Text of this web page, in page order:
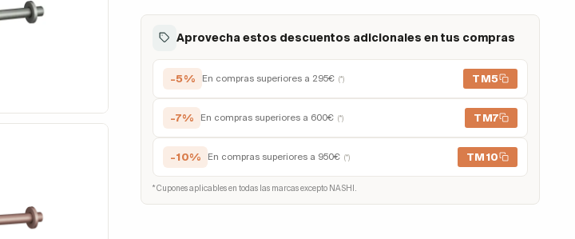
Aprovecha estos descuentos adicionales en tus compras
-5% En compras superiores a 295€ (*) TM5
-7% En compras superiores a 600€ (*) TM7
-10% En compras superiores a 950€ (*) TM10
* Cupones aplicables en todas las marcas excepto NASHI.